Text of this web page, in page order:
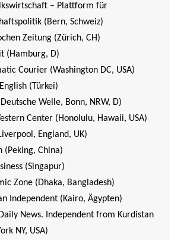
– Plattform für
(Bern, Schweiz)
Zeitung (Zürich, CH)
(Hamburg, D)
Courier (Washington DC, USA)
(Türkei)
Welle, Bonn, NRW, D)
Center (Honolulu, Hawaii, USA)
England, UK)
(Peking, China)
(Singapur)
Zone (Dhaka, Bangladesh)
Independent (Kairo, Ägypten)
News. Independent from Kurdistan
NY, USA)